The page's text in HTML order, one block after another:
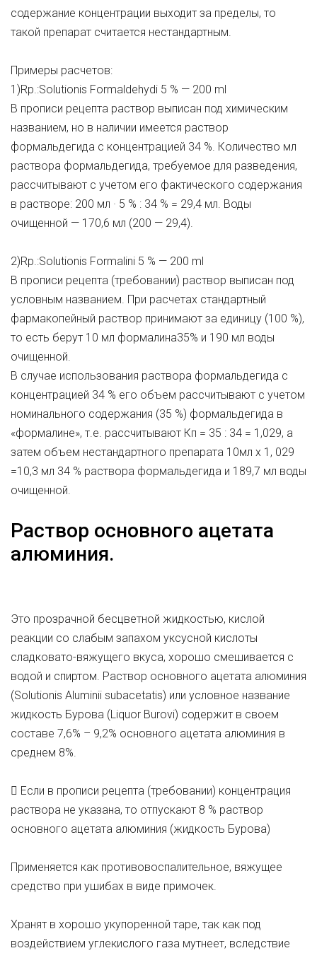
содержание концентрации выходит за пределы, то
такой препарат считается нестандартным.
Примеры расчетов:
1)Rp.:Solutionis Formaldehydi 5 % — 200 ml
В прописи рецепта раствор выписан под химическим
названием, но в наличии имеется раствор
формальдегида с концентрацией 34 %. Количество мл
раствора формальдегида, требуемое для разведения,
рассчитывают с учетом его фактического содержания
в растворе: 200 мл · 5 % : 34 % = 29,4 мл. Воды
очищенной — 170,6 мл (200 — 29,4).
2)Rp.:Solutionis Formalini 5 % — 200 ml
В прописи рецепта (требовании) раствор выписан под
условным названием. При расчетах стандартный
фармакопейный раствор принимают за единицу (100 %),
то есть берут 10 мл формалина35% и 190 мл воды
очищенной.
В случае использования раствора формальдегида с
концентрацией 34 % его объем рассчитывают с учетом
номинального содержания (35 %) формальдегида в
«формалине», т.е. рассчитывают Кп = 35 : 34 = 1,029, а
затем объем нестандартного препарата 10мл х 1, 029
=10,3 мл 34 % раствора формальдегида и 189,7 мл воды
очищенной.
Раствор основного ацетата
алюминия.
Это прозрачной бесцветной жидкостью, кислой
реакции со слабым запахом уксусной кислоты
сладковато-вяжущего вкуса, хорошо смешивается с
водой и спиртом. Раствор основного ацетата алюминия
(Solutionis Aluminii subacetatis) или условное название
жидкость Бурова (Liquor Burovi) содержит в своем
составе 7,6% – 9,2% основного ацетата алюминия в
среднем 8%.
 Если в прописи рецепта (требовании) концентрация
раствора не указана, то отпускают 8 % раствор
основного ацетата алюминия (жидкость Бурова)
Применяется как противовоспалительное, вяжущее
средство при ушибах в виде примочек.
Хранят в хорошо укупоренной таре, так как под
воздействием углекислого газа мутнеет, вследствие